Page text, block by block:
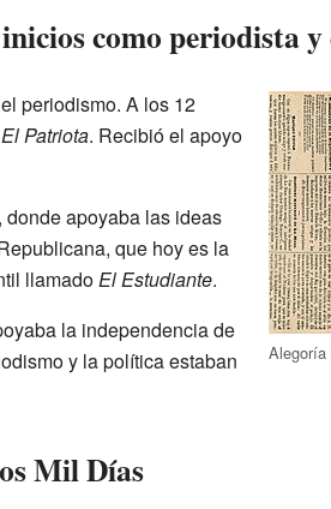
como periodista
Alegoría
periodismo. A los 12
El Patriota. Recibió el apoyo
donde apoyaba las ideas
que hoy es la
llamadoEl Estudiante.
la independencia de
y la política estaban
Mil Días